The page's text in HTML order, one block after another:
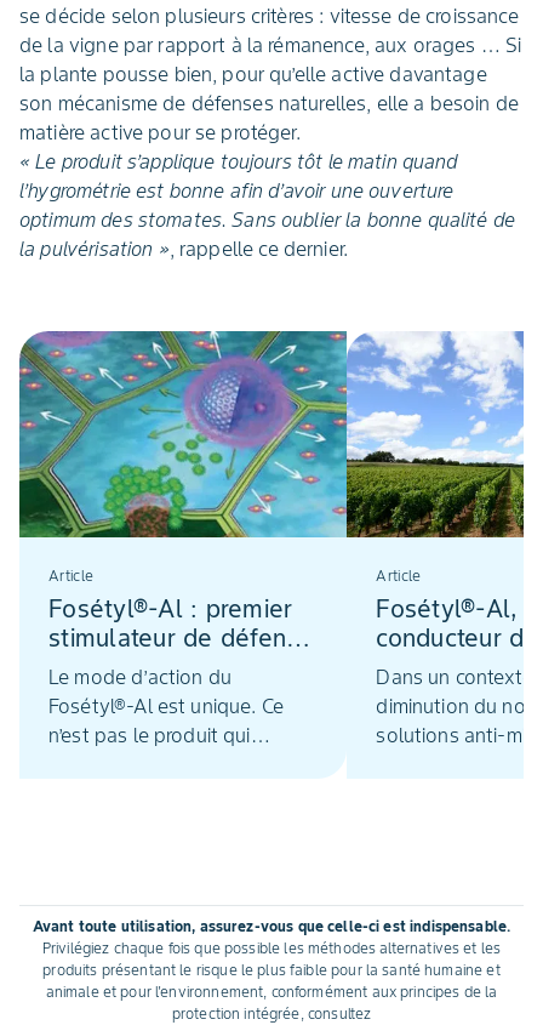
se décide selon plusieurs critères : vitesse de croissance
de la vigne par rapport à la rémanence, aux orages … Si
la plante pousse bien, pour qu’elle active davantage
son mécanisme de défenses naturelles, elle a besoin de
matière active pour se protéger.
« Le produit s’applique toujours tôt le matin quand
l’hygrométrie est bonne afin d’avoir une ouverture
optimum des stomates. Sans oublier la bonne qualité de
la pulvérisation » , rappelle ce dernier.
Article
Fosétyl®-Al : premier
stimulateur de défense
des plantes
homologué en vigne
Le mode d’action du
Fosétyl®-Al est unique. Ce
n’est pas le produit qui
le mildiou.
Article
Fosétyl®-Al,
conducteur
programmes
mildiou de la
Dans un contexte
diminution du
solutions anti-
concernée par les
phénomènes de
mildiou. Appliqué
long du
Avant toute utilisation, assurez-vous que celle-ci est indispensable.
Privilégiez chaque fois que possible les méthodes alternatives et les
produits présentant le risque le plus faible pour la santé humaine et
animale et pour l'environnement, conformément aux principes de la
protection intégrée, consultez